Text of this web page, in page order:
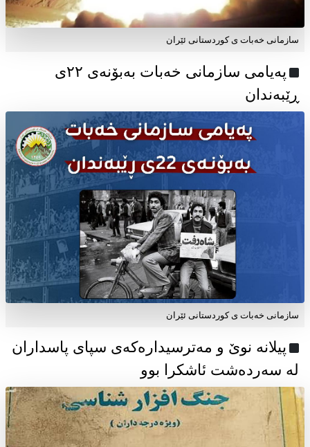
سازمانی خەبات ی کوردستانی ئێران
پەیامی سازمانی خەبات بەبۆنەی ۲۲ی
ڕێبەندان
سازمانی خەبات ی كوردستانی ئێران
پیلانە نوێ و مەترسیدارەکەی سپای پاسداران
لە سەردەشت ئاشکرا بوو